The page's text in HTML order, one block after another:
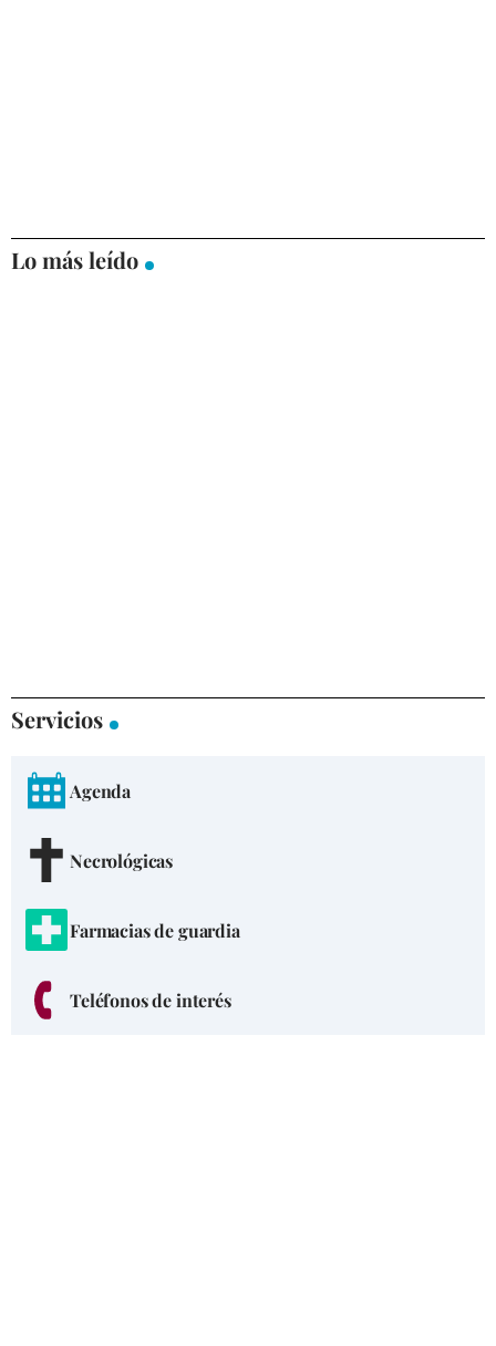
Lo más leído
Servicios
Agenda
Necrológicas
Farmacias de guardia
Teléfonos de interés